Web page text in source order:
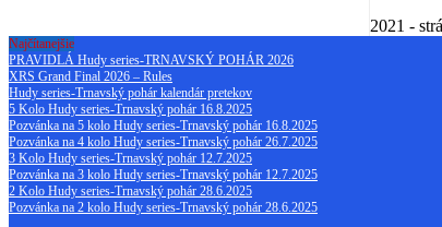
2021 -
Najčítanejšie
PRAVIDLÁ Hudy series-TRNAVSKÝ POHÁR 2026
XRS Grand Final 2026 – Rules
Hudy series-Trnavský pohár kalendár pretekov
5 Kolo Hudy series-Trnavský pohár 16.8.2025
Pozvánka na 5 kolo Hudy series-Trnavský pohár 16.8.2025
Pozvánka na 4 kolo Hudy series-Trnavský pohár 26.7.2025
3 Kolo Hudy series-Trnavský pohár 12.7.2025
Pozvánka na 3 kolo Hudy series-Trnavský pohár 12.7.2025
2 Kolo Hudy series-Trnavský pohár 28.6.2025
Pozvánka na 2 kolo Hudy series-Trnavský pohár 28.6.2025